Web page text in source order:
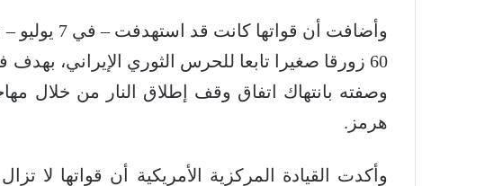
60 زورقا صغيرا تابعا للحرس الثوري الإيراني،
وصفته بانتهاك اتفاق وقف إطلاق النار من خلال
هرمز.
وأكدت القيادة المركزية الأمريكية أن قواتها لا